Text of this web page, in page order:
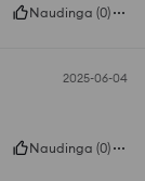
Naudinga (0)
2025-06-04
Naudinga (0)